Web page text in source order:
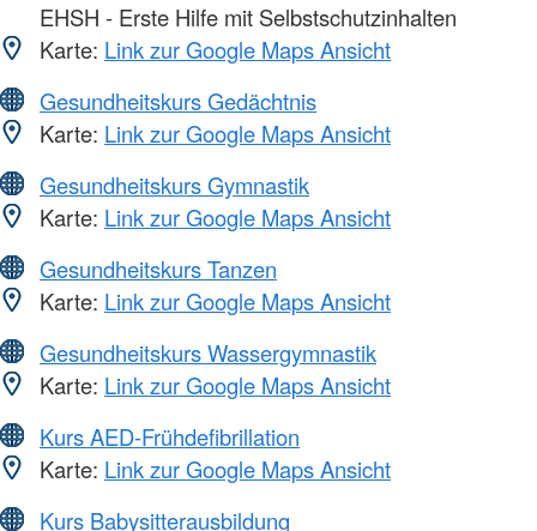
EHSH - Erste Hilfe mit Selbstschutzinhalten
Karte: Link zur Google Maps Ansicht
Gesundheitskurs Gedächtnis
Karte: Link zur Google Maps Ansicht
Gesundheitskurs Gymnastik
Karte: Link zur Google Maps Ansicht
Gesundheitskurs Tanzen
Karte: Link zur Google Maps Ansicht
Gesundheitskurs Wassergymnastik
Karte: Link zur Google Maps Ansicht
Kurs AED-Frühdefibrillation
Karte: Link zur Google Maps Ansicht
Kurs Babysitterausbildung